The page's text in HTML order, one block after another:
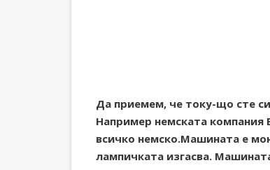
Да приемем, че току-що сте
Например немската компания
всичко немско.Машината е
лампичката изгасва.